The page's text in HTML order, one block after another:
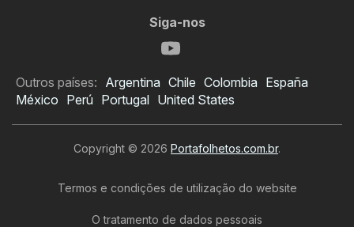
Folheto Pague Menos
Siga-nos
Outros países: Argentina Chile Colombia España
México Perú Portugal United States
Copyright © 2026 Portafolhetos.com.br.
Termos e condições de utilização do website
O tratamento de dados pessoais